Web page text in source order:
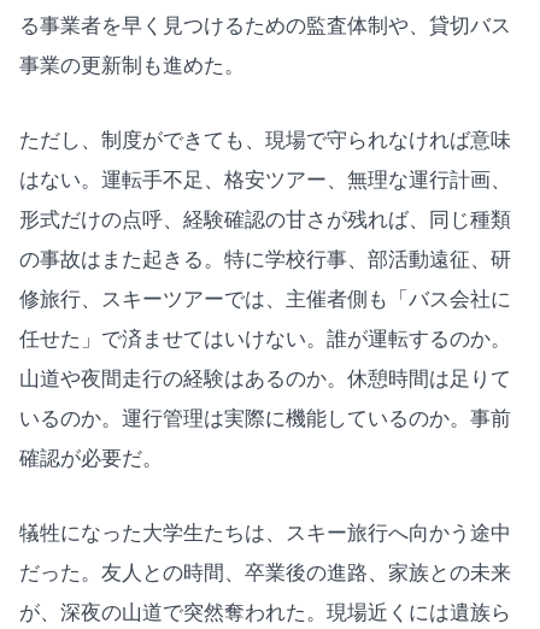
る事業者を早く見つけるための監査体制や、貸切バス
事業の更新制も進めた。
ただし、制度ができても、現場で守られなければ意味
はない。運転手不足、格安ツアー、無理な運行計画、
形式だけの点呼、経験確認の甘さが残れば、同じ種類
の事故はまた起きる。特に学校行事、部活動遠征、研
修旅行、スキーツアーでは、主催者側も「バス会社に
任せた」で済ませてはいけない。誰が運転するのか。
山道や夜間走行の経験はあるのか。休憩時間は足りて
いるのか。運行管理は実際に機能しているのか。事前
確認が必要だ。
犠牲になった大学生たちは、スキー旅行へ向かう途中
だった。友人との時間、卒業後の進路、家族との未来
が、深夜の山道で突然奪われた。現場近くには遺族ら